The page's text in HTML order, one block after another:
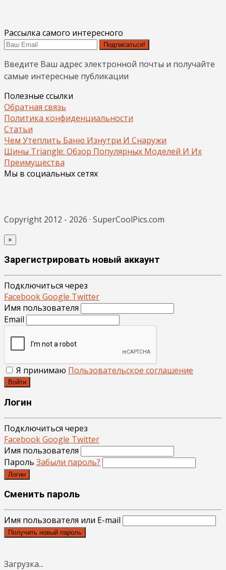
Рассылка самого интересного
Подписаться!
Введите Ваш адрес электронной почты и получайте
самые интересные публикации
Полезные ссылки
Обратная связь
Политика конфиденциальности
Статьи
Чем Утеплить Баню Изнутри И Снаружи
Шины Triangle: Обзор Популярных Моделей И Их
Преимущества
Мы в социальных сетях
Copyright 2012 - 2026 · SuperCoolPics.com
×
Зарегистрировать новый аккаунт
Подключиться через
FacebookGoogle Twitter
Имя пользователя
Email
Я принимаю Пользовательское соглашение
Войти
Логин
Подключиться через
FacebookGoogle Twitter
Имя пользователя
Пароль Забыли пароль?
Логин
Сменить пароль
Имя пользователя или E-mail
Получить новый пароль
Загрузка...